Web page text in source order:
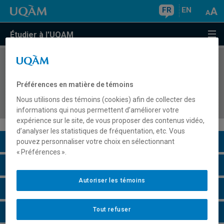
FR EN
Étudier à l'UQAM
COURS//
sociales et environnementales : du local à
l'international
Description du cours
Horaire - Automne 2026
Préférences en matière de témoins
Nous utilisons des témoins (cookies) afin de collecter des
informations qui nous permettent d’améliorer votre
expérience sur le site, de vous proposer des contenus vidéo,
d’analyser les statistiques de fréquentation, etc. Vous
pouvez personnaliser votre choix en sélectionnant
« Préférences ».
Tout refuser
Autoriser les témoins